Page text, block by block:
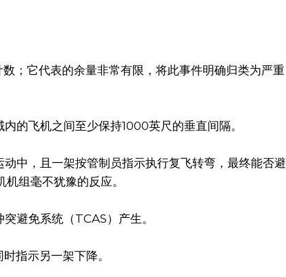
；它代表的余量非常有限，将此事件明确归类为严重
的飞机之间至少保持1000英尺的垂直间隔。
中，且一架按管制员指示执行复飞转弯，最终能否避
组毫不犹豫的反应。
避免系统（TCAS）产生。
指示另一架下降。